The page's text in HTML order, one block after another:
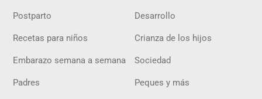
Postparto Desarrollo
Recetas para niños Crianza de los hijos
Embarazo semana a semana Sociedad
Padres Peques y más